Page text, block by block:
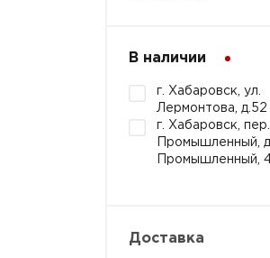
В наличии
г. Хабаровск, ул.
Лермонтова, д.52
г. Хабаровск, пер.
Промышленный,
Промышленный,
Доставка